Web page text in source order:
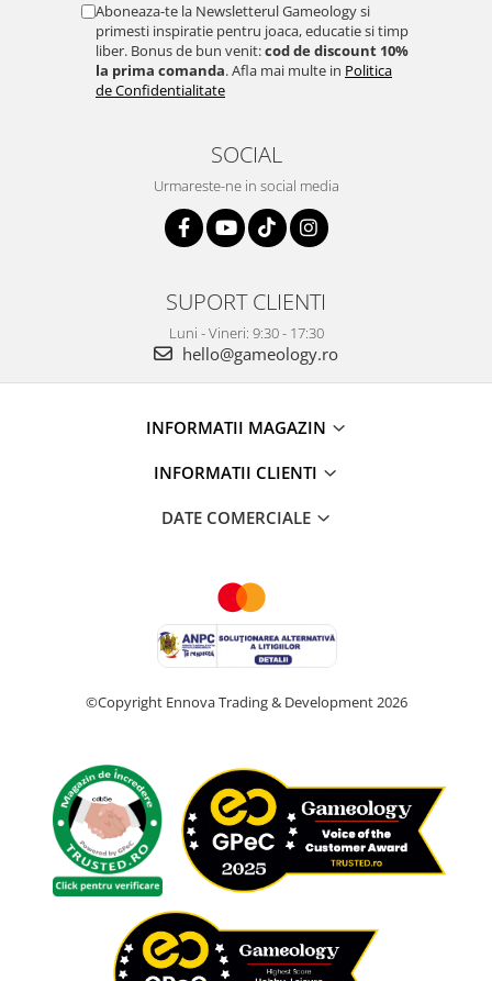
Aboneaza-te la Newsletterul Gameology si
primesti inspiratie pentru joaca, educatie si timp
liber. Bonus de bun venit:cod de discount 10%
la prima comanda. Afla mai multe in Politica
de Confidentialitate
SOCIAL
Urmareste-ne in social media
SUPORT CLIENTI
Luni - Vineri: 9:30 - 17:30
hello@gameology.ro
INFORMATII MAGAZIN
INFORMATII CLIENTI
DATE COMERCIALE
©Copyright Ennova Trading & Development 2026